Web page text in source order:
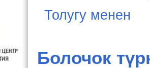
Толугу менен
Болочок